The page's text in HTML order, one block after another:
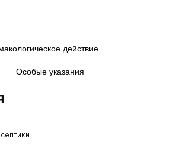
действие
Особые указания